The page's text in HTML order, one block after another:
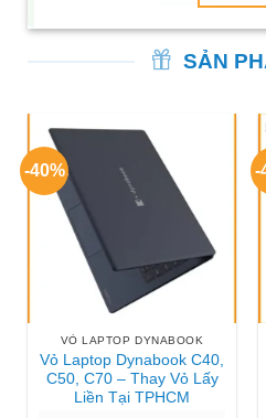
SẢN
-40%
VỎ LAPTOP DYNABOOK
Vỏ Laptop Dynabook C40,
C50, C70 – Thay Vỏ Lấy
Liền Tại TPHCM
-